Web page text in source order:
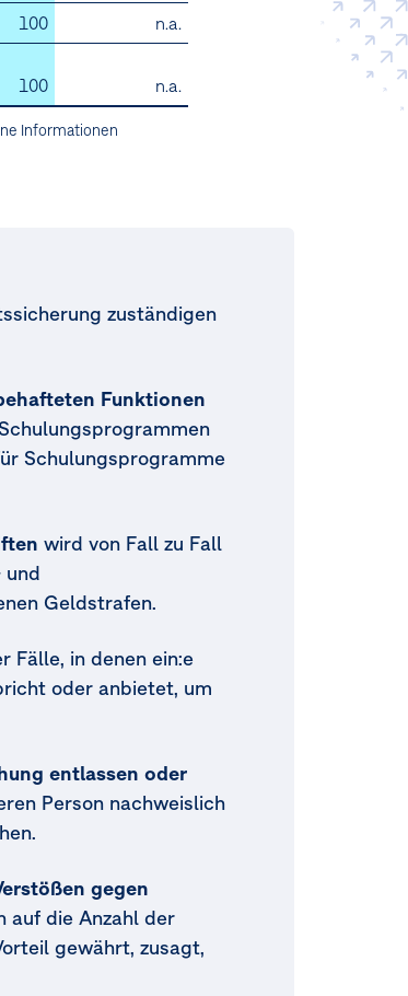
100
n.a.
100 n.a.
Informationen
zuständigen
Funktionen
Schulungsprogramme
wird von Fall zu Fall
und
Geldstrafen.
Fälle, in denen ein:e
oder anbietet, um
entlassen oder
Person nachweislich
gegen
auf die Anzahl der
gewährt, zusagt,